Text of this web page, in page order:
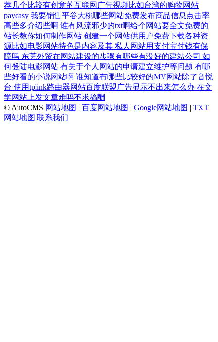
荐几个比较有创意的互联网广告视频比如台湾的购物网站
payeasy 我要销售平谷大桃哪些网站免费发布商品信息点击率
高些多介绍些啊 谁有风流邪少的txt啊给个网站要全文免费的
站长教你如何制作网站 创建一个网站供用户免费下载各种资
源比如电影网站特色是内容及其 私人网站用支付宝付钱有保
障吗 东莞外贸在网站建设的步骤有哪些有没好的建站公司 如
何登陆电影网站 有关于个人网站的申请建立维护等问题 有哪
些好看的小说网站啊 谁知道有哪些比较好的MV网站除了音悦
台 使用tplink路由器网站百度联盟广告显示不出来怎么办 在文
学网站上发文章难吗不求稿酬
© AutoCMS 网站地图 | 百度网站地图 | Google网站地图 | TXT
网站地图 联系我们